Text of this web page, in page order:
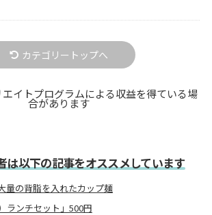
カテゴリートップへ
イトプログラムによる収益を得ている場
合があります
は以下の記事をオススメしています
量の背脂を入れたカップ麺
ランチセット」500円